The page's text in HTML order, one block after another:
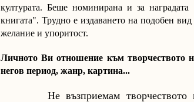
културата. Беше номинирана и за
книгата". Трудно е издаването на подобен
желание и упоритост.
Личното Ви отношение към
негов период, жанр, картина...
Не възприемам